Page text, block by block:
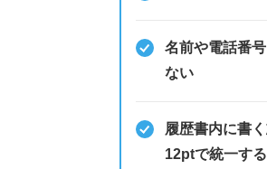
名前や電話番
ない
履歴書内に書
12ptで統一する